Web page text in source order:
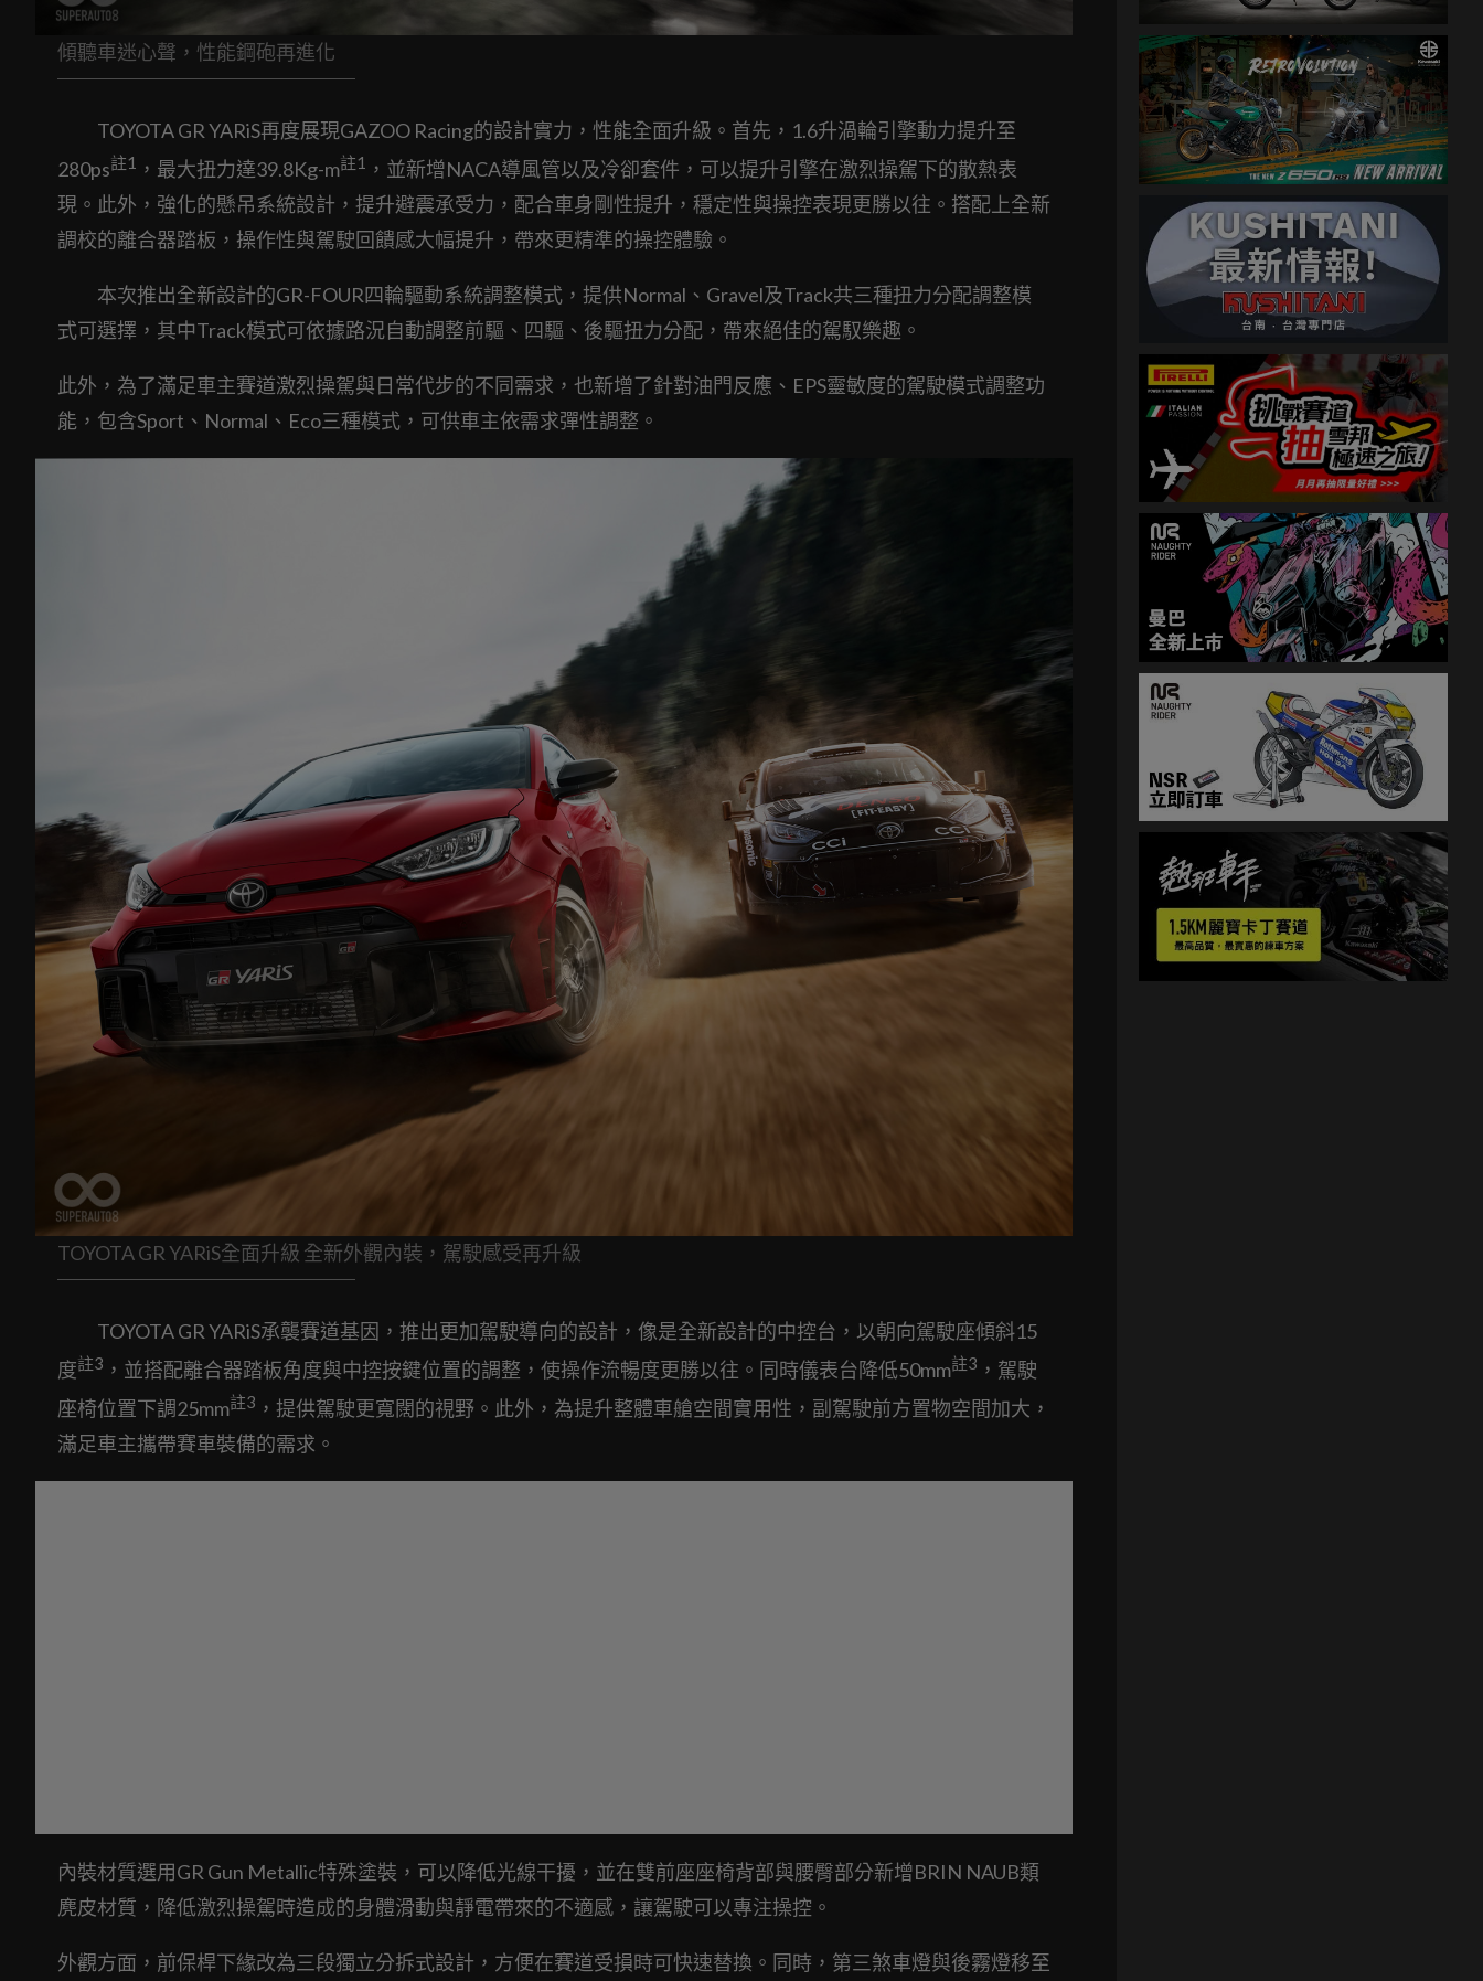
傾聽車迷心聲，性能鋼砲再進化
TOYOTA GR YARiS再度展現GAZOO Racing的設計實力，性能全面升級。首先，1.6升渦輪引擎動力提升至
280ps註1 ，最大扭力達39.8Kg-m註1 ，並新增NACA導風管以及冷卻套件，可以提升引擎在激烈操駕下的散熱表
現。此外，強化的懸吊系統設計，提升避震承受力，配合車身剛性提升，穩定性與操控表現更勝以往。搭配上全新
調校的離合器踏板，操作性與駕駛回饋感大幅提升，帶來更精準的操控體驗。
本次推出全新設計的GR-FOUR四輪驅動系統調整模式，提供Normal、Gravel及Track共三種扭力分配調整模
式可選擇，其中Track模式可依據路況自動調整前驅、四驅、後驅扭力分配，帶來絕佳的駕馭樂趣。
此外，為了滿足車主賽道激烈操駕與日常代步的不同需求，也新增了針對油門反應、EPS靈敏度的駕駛模式調整功
能，包含Sport、Normal、Eco三種模式，可供車主依需求彈性調整。
TOYOTA GR YARiS全面升級 全新外觀內裝，駕駛感受再升級
TOYOTA GR YARiS承襲賽道基因，推出更加駕駛導向的設計，像是全新設計的中控台，以朝向駕駛座傾斜15
度註3 ，並搭配離合器踏板角度與中控按鍵位置的調整，使操作流暢度更勝以往。同時儀表台降低50mm註3 ，駕駛
座椅位置下調25mm註3 ，提供駕駛更寬闊的視野。此外，為提升整體車艙空間實用性，副駕駛前方置物空間加大，
滿足車主攜帶賽車裝備的需求。
內裝材質選用GR Gun Metallic特殊塗裝，可以降低光線干擾，並在雙前座座椅背部與腰臀部分新增BRIN NAUB類
麂皮材質，降低激烈操駕時造成的身體滑動與靜電帶來的不適感，讓駕駛可以專注操控。
外觀方面，前保桿下緣改為三段獨立分拆式設計，方便在賽道受損時可快速替換。同時，第三煞車燈與後霧燈移至